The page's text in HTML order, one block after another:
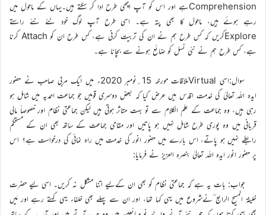
Comprehensionہے اور اس کو آپ اچھی طرح ادا کر سکتے ہیں۔یہاں کے ماحول میں
رہے ہوئے ہیں، ماحول کا بھی پتہ ہے۔ اسی طرح آپ لوگ خود نئے نئے راستے
Exploreکریں کہ کس طرح ہم نے ان کی تربیت کرنی ہے، کس طرح ان کو Attach کرنا
ہے، کس طرح ہم نے نئی نسل کو ضائع ہونے سے بچانا ہے۔
سوال:اسی Virtualملاقات مورخہ 15؍نومبر 2020ء میں ایک مربی صاحب نے حضور
ایدہ اللہ تعالیٰ کی خدمت اقدس میں عرض کیا کہ بعض دوسری قومیں جو جماعت احمدیہ میں شامل ہو
رہی ہیں، وہ جماعت کے علم الکلام سے تو بہت متاثر ہوتی ہیں لیکن جماعتی نظام اور خصوصاً مالی
قربانی میں وہ پوری طرح شامل نہیں ہو پاتیں اور مقامی جماعت کے ساتھ بھی ان کے مستحکم
رابطے نہیں ہو پاتے، اس بارے میں حضور انور کی خدمت میں راہ نمائی کی درخواست ہے؟ اس
پر حضور انور ایدہ اللہ تعالیٰ بنصرہ العزیز نے فرمایا:
جواب: بات یہ ہے کہ جماعتی نظام کو بھی ان کےلیے اتنا مشکل نہ کریں۔ اسی لیے حضرت
خلیفۃ المسیح الرابع ؒنےشروع میں یہی کہا تھا، اور ان سے پہلے بھی خلفاء یہی کہتے رہے اور مَیں